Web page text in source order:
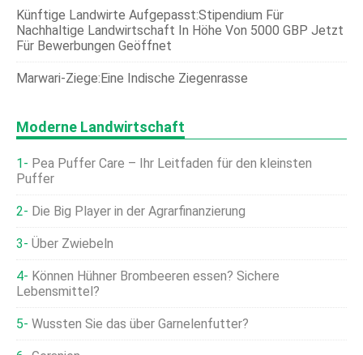
Künftige Landwirte Aufgepasst:Stipendium Für
Nachhaltige Landwirtschaft In Höhe Von 5000 GBP Jetzt
Für Bewerbungen Geöffnet
Marwari-Ziege:Eine Indische Ziegenrasse
Moderne Landwirtschaft
Pea Puffer Care – Ihr Leitfaden für den kleinsten
Puffer
Die Big Player in der Agrarfinanzierung
Über Zwiebeln
Können Hühner Brombeeren essen? Sichere
Lebensmittel?
Wussten Sie das über Garnelenfutter?